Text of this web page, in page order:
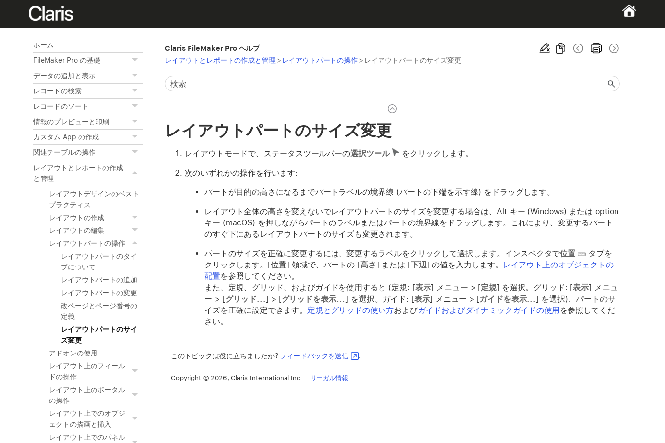
ホーム
FileMaker Pro の基礎
データの追加と表示
レコードの検索
レコードのソート
情報のプレビューと印刷
カスタム App の作成
関連テーブルの操作
レイアウトとレポートの作成
と管理
レイアウトデザインのベスト
プラクティス
レイアウトの作成
レイアウトの編集
レイアウトパートの操作
レイアウトパートのタイ
プについて
レイアウトパートの追加
レイアウトパートの変更
改ページとページ番号の
定義
レイアウトパートのサイ
ズ変更
アドオンの使用
レイアウト上のフィール
ドの操作
レイアウト上のポータル
の操作
レイアウト上でのオブジ
ェクトの描画と挿入
レイアウト上でのパネル
Claris FileMaker Pro ヘルプ
レイアウトとレポートの作成と管理 > レイアウトパートの操作> レイアウトパートのサイズ変更
レイアウトパートのサイズ変更
レイアウトモードで、ステータスツールバーの選択ツール をクリックします。
次のいずれかの操作を行います:
パートが目的の高さになるまでパートラベルの境界線 (パートの下端を示す線) をドラッグします。
レイアウト全体の高さを変えないでレイアウトパートのサイズを変更する場合は、Alt キー (Windows) または option
キー (macOS) を押しながらパートのラベルまたはパートの境界線をドラッグします。これにより、変更するパート
のすぐ下にあるレイアウトパートのサイズも変更されます。
パートのサイズを正確に変更するには、変更するラベルをクリックして選択します。インスペクタで位置
タブを
クリックします。[位置] 領域で、パートの [高さ] または [下辺] の値を入力します。 レイアウト上のオブジェクトの
配置を参照してください。
また、定規、グリッド、およびガイドを使用すると (定規: [表示] メニュー > [定規] を選択。グリッド: [表示] メニュ
ー > [グリッド...] > [グリッドを表示...] を選択。ガイド: [表示] メニュー > [ガイドを表示...] を選択)、パートのサ
イズを正確に設定できます。 定規とグリッドの使い方およびガイドおよびダイナミックガイドの使用を参照してくだ
さい。
このトピックは役に立ちましたか? フィードバックを送信 .
Copyright © 2026, Claris International Inc. リーガル情報